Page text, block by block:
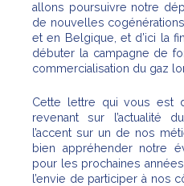
allons poursuivre notre
de nouvelles
et en Belgique, et d’ici la
débuter la campagne de
commercialisation du gaz
Cette lettre qui vous est
revenant sur l’actualité
l’accent sur un de nos
bien appréhender notre
pour les prochaines
l’envie de participer à nos